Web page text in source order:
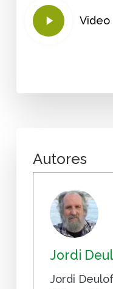
Play
Video
Video
Autores
Jordi
Jordi